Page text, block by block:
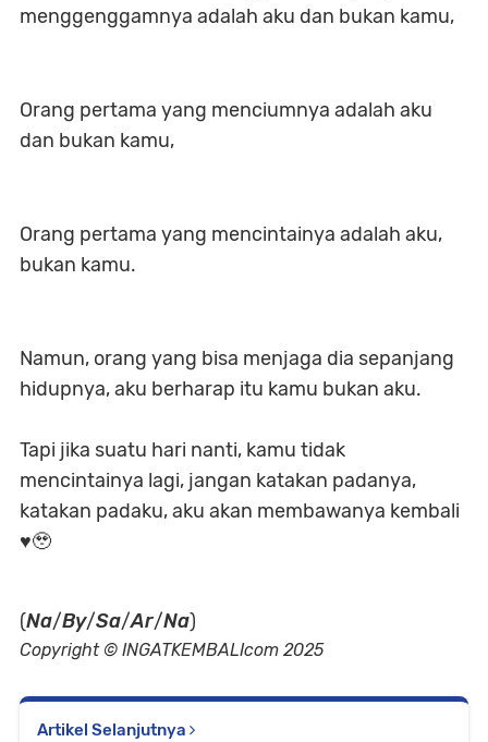
menggenggamnya adalah aku dan bukan kamu,
Orang pertama yang menciumnya adalah aku
dan bukan kamu,
Orang pertama yang mencintainya adalah aku,
bukan kamu.
Namun, orang yang bisa menjaga dia sepanjang
hidupnya, aku berharap itu kamu bukan aku.
Tapi jika suatu hari nanti, kamu tidak
mencintainya lagi, jangan katakan padanya,
katakan padaku, aku akan membawanya kembali
♥️🥹
(Na/By/Sa/Ar/Na)
Copyright © INGATKEMBALIcom 2025
Artikel Selanjutnya